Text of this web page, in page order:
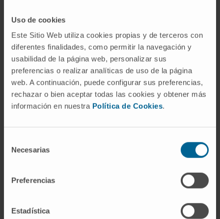
Uso de cookies
Este Sitio Web utiliza cookies propias y de terceros con
diferentes finalidades, como permitir la navegación y
usabilidad de la página web, personalizar sus
preferencias o realizar analíticas de uso de la página
web. A continuación, puede configurar sus preferencias,
rechazar o bien aceptar todas las cookies y obtener más
información en nuestra Política de Cookies.
Necesarias
Preferencias
Estadística
diagnóstico de la fragilidad no debe depender solo
de los geriatras, sino también de otros especialistas,
como psiquiatras, terapeutas, anestesistas o
médicos de Familia. Además, destacan que este
síndrome clínico se debe valorar en todo paciente
con demencia, deterioro cognitivo o riesgo de
La guía propuesta, dirigida tanto a profesionales
como a familiares, destaca la importancia de adoptar
frágiles con demencia. Este enfoque incluye
actividad física adaptada a las capacidades